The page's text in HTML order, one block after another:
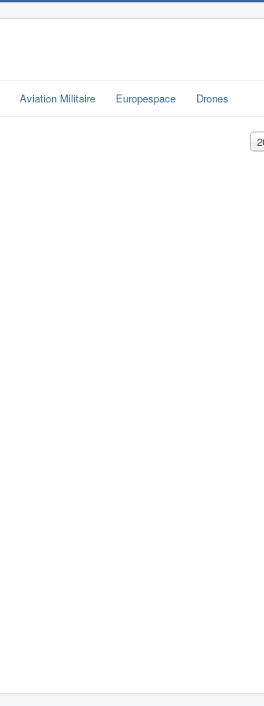
Aviation Militaire Europespace Drones